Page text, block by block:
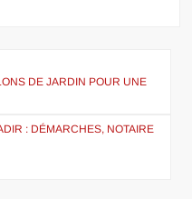
DE JARDIN POUR UNE
: DÉMARCHES, NOTAIRE